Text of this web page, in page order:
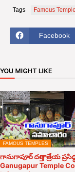
Tags Famous
Facebook
YOU MIGHT LIKE
FAMOUS TEMPLES
గానుగాపూర్ దత్తాత్రేయ ప్రసిద్ధ
Ganugapur Temple